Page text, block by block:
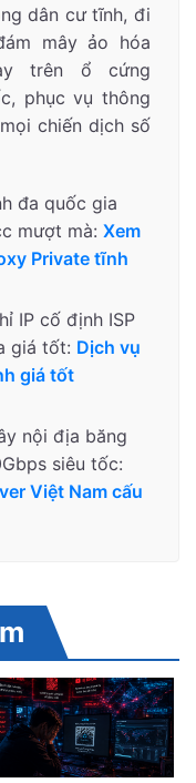
dân cư tĩnh, đi
mây ảo hóa
trên ổ cứng
phục vụ thông
chiến dịch số
đa quốc gia
mượt mà: Xem
Private tĩnh
IP cố định ISP
giá tốt: Dịch vụ
giá tốt
nội địa băng
siêu tốc:
Việt Nam cấu